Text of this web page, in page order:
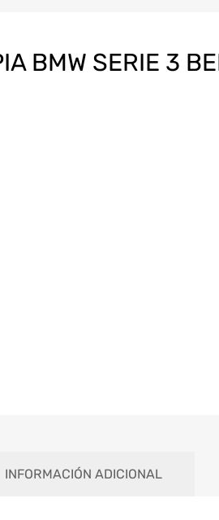
BMW SERIE 3
INFORMACIÓN ADICIONAL